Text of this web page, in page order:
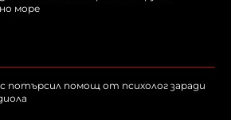
море
потърсил помощ от психолог заради